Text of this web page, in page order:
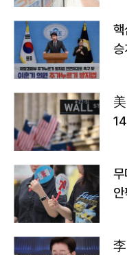
승